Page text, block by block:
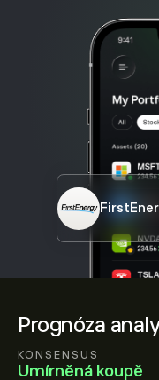
Prognóza
KONSENSUS
Umírněná koupě